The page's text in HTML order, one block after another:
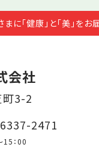
に「健康」と「美」をお
会社
町3-2
2471
15：00